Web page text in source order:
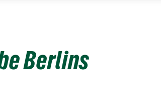
Berlins